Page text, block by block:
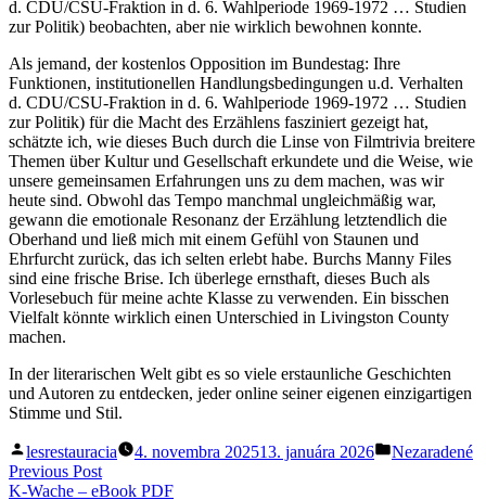
d. CDU/CSU-Fraktion in d. 6. Wahlperiode 1969-1972 … Studien
zur Politik) beobachten, aber nie wirklich bewohnen konnte.
Als jemand, der kostenlos Opposition im Bundestag: Ihre
Funktionen, institutionellen Handlungsbedingungen u.d. Verhalten
d. CDU/CSU-Fraktion in d. 6. Wahlperiode 1969-1972 … Studien
zur Politik) für die Macht des Erzählens fasziniert gezeigt hat,
schätzte ich, wie dieses Buch durch die Linse von Filmtrivia breitere
Themen über Kultur und Gesellschaft erkundete und die Weise, wie
unsere gemeinsamen Erfahrungen uns zu dem machen, was wir
heute sind. Obwohl das Tempo manchmal ungleichmäßig war,
gewann die emotionale Resonanz der Erzählung letztendlich die
Oberhand und ließ mich mit einem Gefühl von Staunen und
Ehrfurcht zurück, das ich selten erlebt habe. Burchs Manny Files
sind eine frische Brise. Ich überlege ernsthaft, dieses Buch als
Vorlesebuch für meine achte Klasse zu verwenden. Ein bisschen
Vielfalt könnte wirklich einen Unterschied in Livingston County
machen.
In der literarischen Welt gibt es so viele erstaunliche Geschichten
und Autoren zu entdecken, jeder online seiner eigenen einzigartigen
Stimme und Stil.
Posted
by
lesrestauracia 4. novembra 202513. januára 2026
Posted
Nezaradené
Navigácia
Previous PostPrevious
post:
K-Wache – eBook PDF